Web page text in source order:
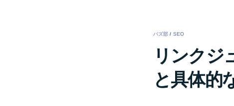
バズ部 / SEO
リンクジ
と具体的